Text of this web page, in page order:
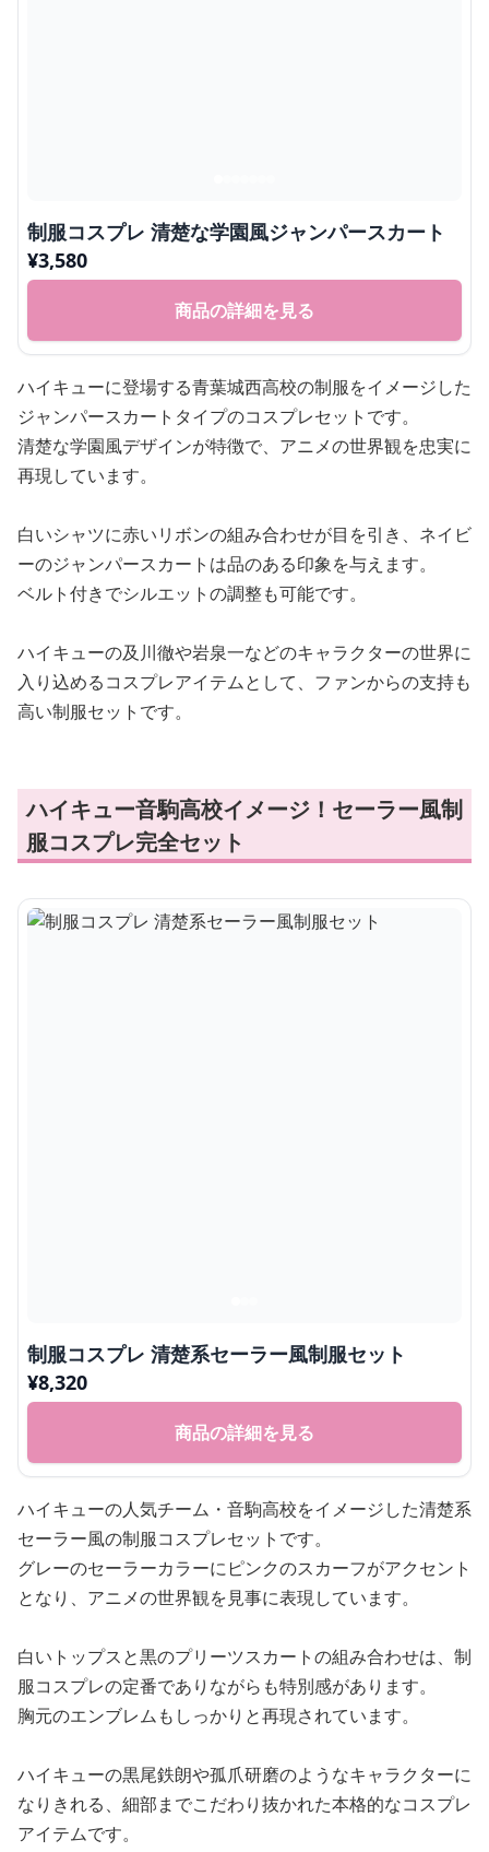
制服コスプレ 清楚な学園風ジャンパースカート
¥3,580
商品の詳細を見る
ハイキューに登場する青葉城西高校の制服をイメージした
ジャンパースカートタイプのコスプレセットです。
清楚な学園風デザインが特徴で、アニメの世界観を忠実に
再現しています。
白いシャツに赤いリボンの組み合わせが目を引き、ネイビ
ーのジャンパースカートは品のある印象を与えます。
ベルト付きでシルエットの調整も可能です。
ハイキューの及川徹や岩泉一などのキャラクターの世界に
入り込めるコスプレアイテムとして、ファンからの支持も
高い制服セットです。
ハイキュー音駒高校イメージ！セーラー風制
服コスプレ完全セット
制服コスプレ 清楚系セーラー風制服セット
¥8,320
商品の詳細を見る
ハイキューの人気チーム・音駒高校をイメージした清楚系
セーラー風の制服コスプレセットです。
グレーのセーラーカラーにピンクのスカーフがアクセント
となり、アニメの世界観を見事に表現しています。
白いトップスと黒のプリーツスカートの組み合わせは、制
服コスプレの定番でありながらも特別感があります。
胸元のエンブレムもしっかりと再現されています。
ハイキューの黒尾鉄朗や孤爪研磨のようなキャラクターに
なりきれる、細部までこだわり抜かれた本格的なコスプレ
アイテムです。